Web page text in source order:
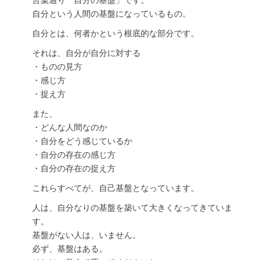
自分という人間の基盤になっているもの。
自分とは、何者かという根底的な部分です。
それは、自分が自分に対する
・ものの見方
・感じ方
・捉え方
また、
・どんな人間なのか
・自分をどう感じているか
・自分の存在の感じ方
・自分の存在の捉え方
これらすべてが、自己基盤となっています。
人は、自分なりの基盤を築いて大きくなってきていま
す。
基盤がない人は、いません。
必ず、基盤はある。